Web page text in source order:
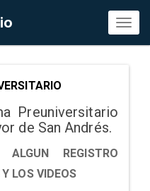
Preuniversitario
de San Andrés.
REGISTRO
LOS VIDEOS